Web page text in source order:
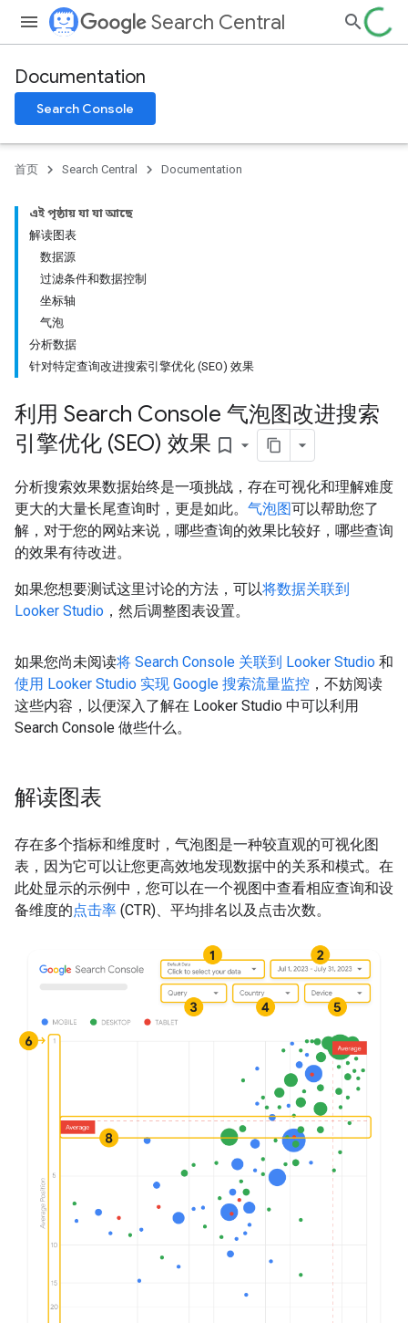
Search Central
Documentation
Search Console
首页 Search Central Documentation
এই পৃষ্ঠায় যা যা আছে
解读图表
数据源
过滤条件和数据控制
坐标轴
气泡
分析数据
针对特定查询改进搜索引擎优化 (SEO) 效果
利用 Search Console 气泡图改进搜索
引擎优化 (SEO) 效果 bookmark_border
分析搜索效果数据始终是一项挑战，存在可视化和理解难度
更大的大量长尾查询时，更是如此。 气泡图可以帮助您了
解，对于您的网站来说，哪些查询的效果比较好，哪些查询
的效果有待改进。
如果您想要测试这里讨论的方法，可以将数据关联到
Looker Studio ，然后调整图表设置。
如果您尚未阅读将 Search Console 关联到 Looker Studio 和
使用 Looker Studio 实现 Google 搜索流量监控 ，不妨阅读
这些内容，以便深入了解在 Looker Studio 中可以利用
Search Console 做些什么。
解读图表
存在多个指标和维度时，气泡图是一种较直观的可视化图
表，因为它可以让您更高效地发现数据中的关系和模式。在
此处显示的示例中，您可以在一个视图中查看相应查询和设
备维度的点击率 (CTR)、平均排名以及点击次数。